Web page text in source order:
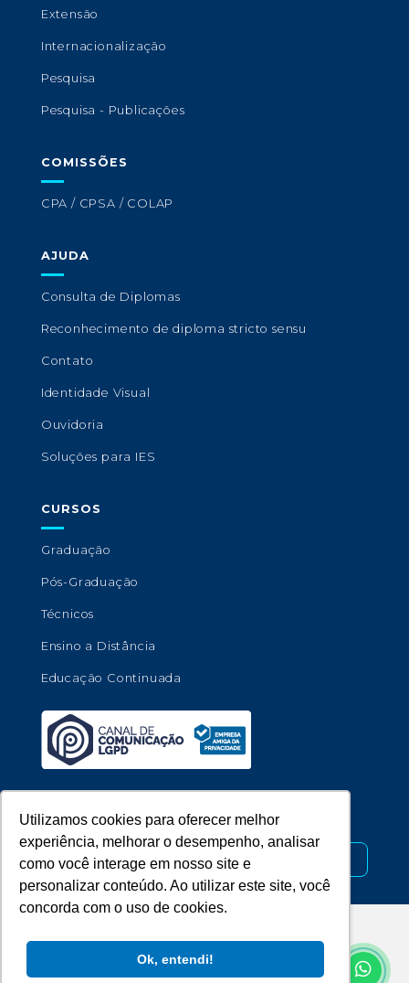
Utilizamos cookies para oferecer melhor
experiência, melhorar o desempenho, analisar
como você interage em nosso site e
personalizar conteúdo. Ao utilizar este site, você
concorda com o uso de cookies.
Ok, entendi!
Extensão
Internacionalização
Pesquisa
Pesquisa - Publicações
COMISSÕES
CPA / CPSA / COLAP
AJUDA
Consulta de Diplomas
Reconhecimento de diploma stricto sensu
Contato
Identidade Visual
Ouvidoria
Soluções para IES
CURSOS
Graduação
Pós-Graduação
Técnicos
Ensino a Distância
Educação Continuada
Desenvolvido por